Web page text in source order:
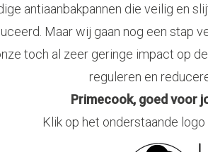
antiaanbakpannen die veilig en
Maar wij gaan nog een stap
toch al zeer geringe impact op
reguleren en
Primecook, goed voor
Klik op het onderstaande